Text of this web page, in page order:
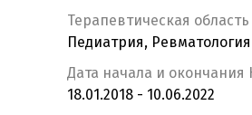
Терапевтическая область
Педиатрия, Ревматология
Дата начала и окончания
18.01.2018 - 10.06.2022